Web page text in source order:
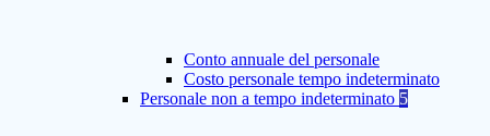
Conto annuale del personale
Costo personale tempo indeterminato
Personale non a tempo indeterminato 5